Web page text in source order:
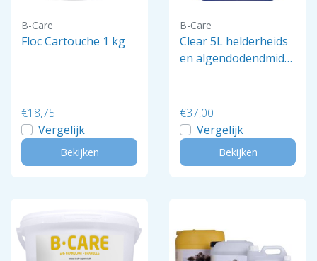
B-Care
Floc Cartouche 1 kg
€18,75
Vergelijk
Bekijken
B-Care
Clear 5L helderheids
en algendodendmidd
€37,00
Vergelijk
Bekijken